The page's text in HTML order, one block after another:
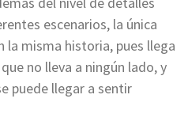
escenarios, la única
la misma historia, pues llega
no lleva a ningún lado, y
puede llegar a sentir